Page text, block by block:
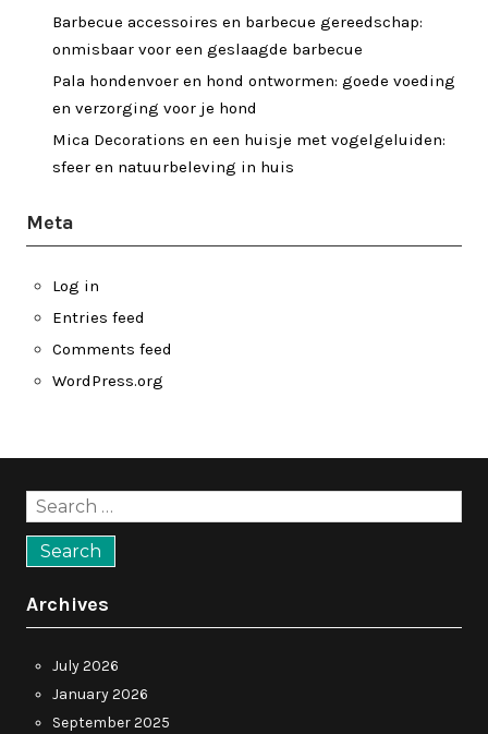
Barbecue accessoires en barbecue gereedschap:
onmisbaar voor een geslaagde barbecue
Pala hondenvoer en hond ontwormen: goede voeding
en verzorging voor je hond
Mica Decorations en een huisje met vogelgeluiden:
sfeer en natuurbeleving in huis
Meta
Log in
Entries feed
Comments feed
WordPress.org
Search
for:
Archives
July 2026
January 2026
September 2025